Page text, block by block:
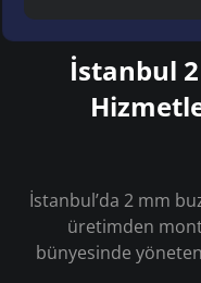
İstanbul
İstanbul’da 2 mm
üretimden
bünyesinde